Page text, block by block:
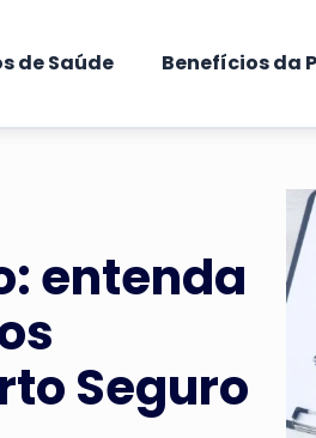
de Saúde Benefícios da
entenda
Seguro